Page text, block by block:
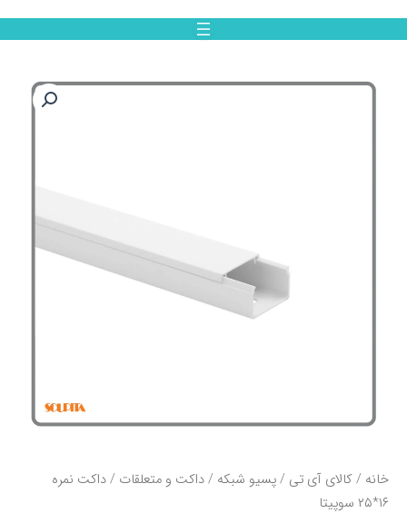
به
خانه /کالای آی تی /پسیو شبکه /داکت و متعلقات / داکت نمره
۱۶*۲۵ سوپيتا